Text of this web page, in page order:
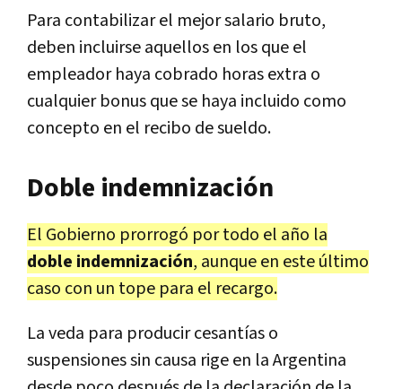
Para contabilizar el mejor salario bruto,
deben incluirse aquellos en los que el
empleador haya cobrado horas extra o
cualquier bonus que se haya incluido como
concepto en el recibo de sueldo.
Doble indemnización
El Gobierno prorrogó por todo el año la
doble indemnización, aunque en este último
caso con un tope para el recargo.
La veda para producir cesantías o
suspensiones sin causa rige en la Argentina